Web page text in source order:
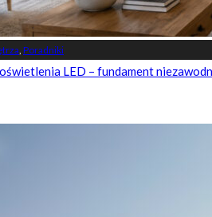
Poradniki
LED – fundament